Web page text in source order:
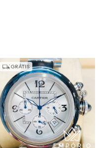
GRÁTIS